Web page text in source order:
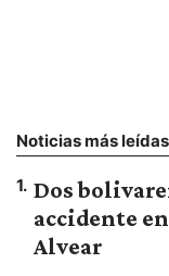
Noticias más leídas
1. Dos
accidente
Alvear